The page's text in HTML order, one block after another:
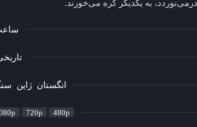
به یکدیگر گره می‌خورند.
2 ساعت و
انگستان ژاپن
720p 480p